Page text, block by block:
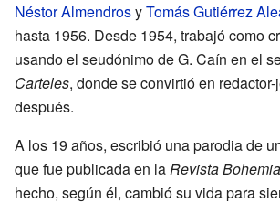
Néstor AlmendrosyTomás Gutiérrez
hasta 1956. Desde 1954, trabajó como
usando el seudónimo de G. Caín en el
Carteles, donde se convirtió en
después.
A los 19 años, escribió una parodia de
que fue publicada en laRevista Bohemia
hecho, según él, cambió su vida para